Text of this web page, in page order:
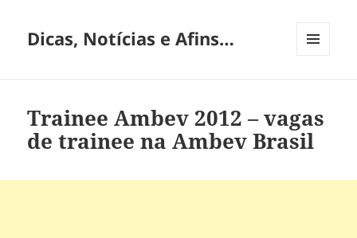
Dicas, Notícias e Afins…
Trainee Ambev 2012 – vagas
de trainee na Ambev Brasil